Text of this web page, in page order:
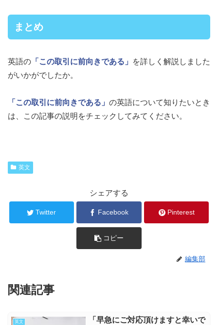
まとめ
英語の 「この取引に前向きである」
を詳しく解説しました
がいかがでしたか。
「この取引に前向きである」 の英語について知りたいとき
は、この記事の説明をチェックしてみてください。
英文
シェアする
Twitter Facebook Pinterest
コピー
編集部
関連記事
英文
「早急にご対応頂けますと幸いで